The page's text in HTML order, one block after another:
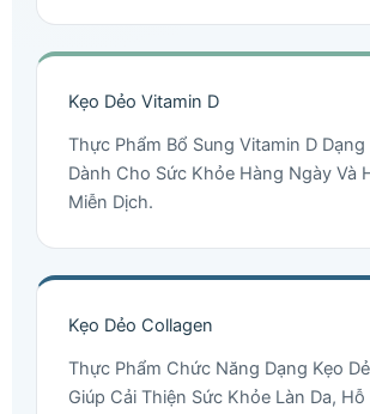
Kẹo Dẻo Vitamin D
Thực Phẩm Bổ Sung Vitamin D Dạng
Dành Cho Sức Khỏe Hàng Ngày Và
Miễn Dịch.
Kẹo Dẻo Collagen
Thực Phẩm Chức Năng Dạng Kẹo
Giúp Cải Thiện Sức Khỏe Làn Da, Hỗ